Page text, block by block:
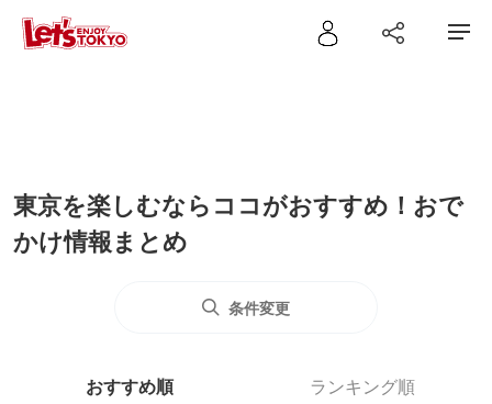
東京を楽しむならココがおすすめ！おで
かけ情報まとめ
条件変更
おすすめ順 ランキング順